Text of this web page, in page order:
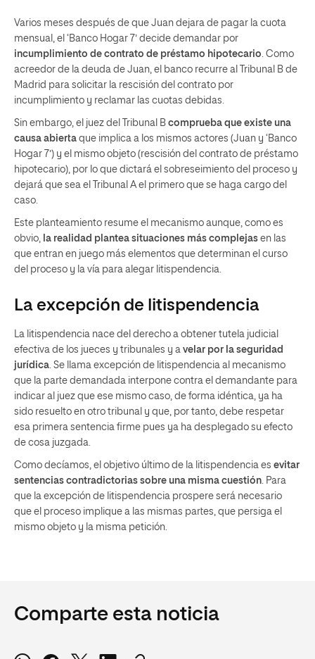
Varios meses después de que Juan dejara de pagar la cuota
mensual, el ‘Banco Hogar 7’ decide demandar por
incumplimiento de contrato de préstamo hipotecario. Como
acreedor de la deuda de Juan, el banco recurre al Tribunal B de
Madrid para solicitar la rescisión del contrato por
incumplimiento y reclamar las cuotas debidas.
Sin embargo, el juez del Tribunal B comprueba que existe una
causa abierta que implica a los mismos actores (Juan y ‘Banco
Hogar 7’) y el mismo objeto (rescisión del contrato de préstamo
hipotecario), por lo que dictará el sobreseimiento del proceso y
dejará que sea el Tribunal A el primero que se haga cargo del
caso.
Este planteamiento resume el mecanismo aunque, como es
obvio, la realidad plantea situaciones más complejas en las
que entran en juego más elementos que determinan el curso
del proceso y la vía para alegar litispendencia.
La excepción de litispendencia
La litispendencia nace del derecho a obtener tutela judicial
efectiva de los jueces y tribunales y a velar por la seguridad
jurídica. Se llama excepción de litispendencia al mecanismo
que la parte demandada interpone contra el demandante para
indicar al juez que ese mismo caso, de forma idéntica, ya ha
sido resuelto en otro tribunal y que, por tanto, debe respetar
esa primera sentencia firme pues ya ha desplegado su efecto
de cosa juzgada.
Como decíamos, el objetivo último de la litispendencia es evitar
sentencias contradictorias sobre una misma cuestión. Para
que la excepción de litispendencia prospere será necesario
que el proceso implique a las mismas partes, que persiga el
mismo objeto y la misma petición.
Comparte esta noticia